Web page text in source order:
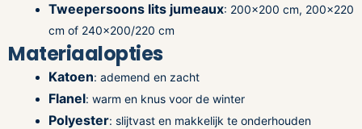
Tweepersoons lits jumeaux: 200×200 cm, 200×220
cm of 240×200/220 cm
Materiaalopties
Katoen: ademend en zacht
Flanel: warm en knus voor de winter
Polyester: slijtvast en makkelijk te onderhouden